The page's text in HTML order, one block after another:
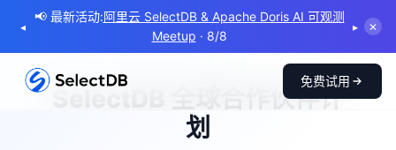
◂
📢 最新活动:Doris Summit 2026 | Powering Real-Time
Intelligent for the Agentic Era
▸ ✕
免费试用
SelectDB 全球合作伙伴计
划